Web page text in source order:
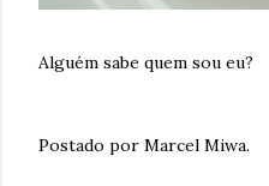
Alguém sabe quem sou eu?
Postado por Marcel Miwa.